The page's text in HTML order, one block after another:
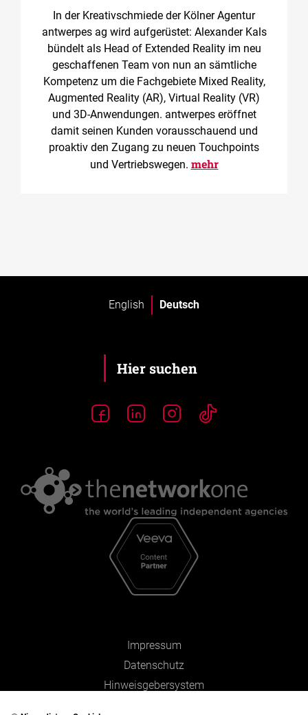
In der Kreativschmiede der Kölner Agentur
antwerpes ag wird aufgerüstet: Alexander Kals
bündelt als Head of Extended Reality im neu
geschaffenen Team von nun an sämtliche
Kompetenz um die Fachgebiete Mixed Reality,
Augmented Reality (AR), Virtual Reality (VR)
und 3D-Anwendungen. antwerpes eröffnet
damit seinen Kunden vorausschauend und
proaktiv den Zugang zu neuen Touchpoints
und Vertriebswegen. mehr
English Deutsch
Impressum
Datenschutz
Hinweisgebersystem